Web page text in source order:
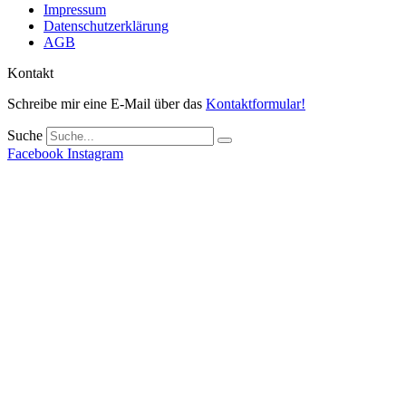
Impressum
Datenschutzerklärung
AGB
Kontakt
Schreibe mir eine E-Mail über das Kontaktformular!
Suche
Facebook Instagram